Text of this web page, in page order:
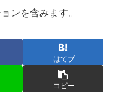
ンを含みます。
はてブ
コピー